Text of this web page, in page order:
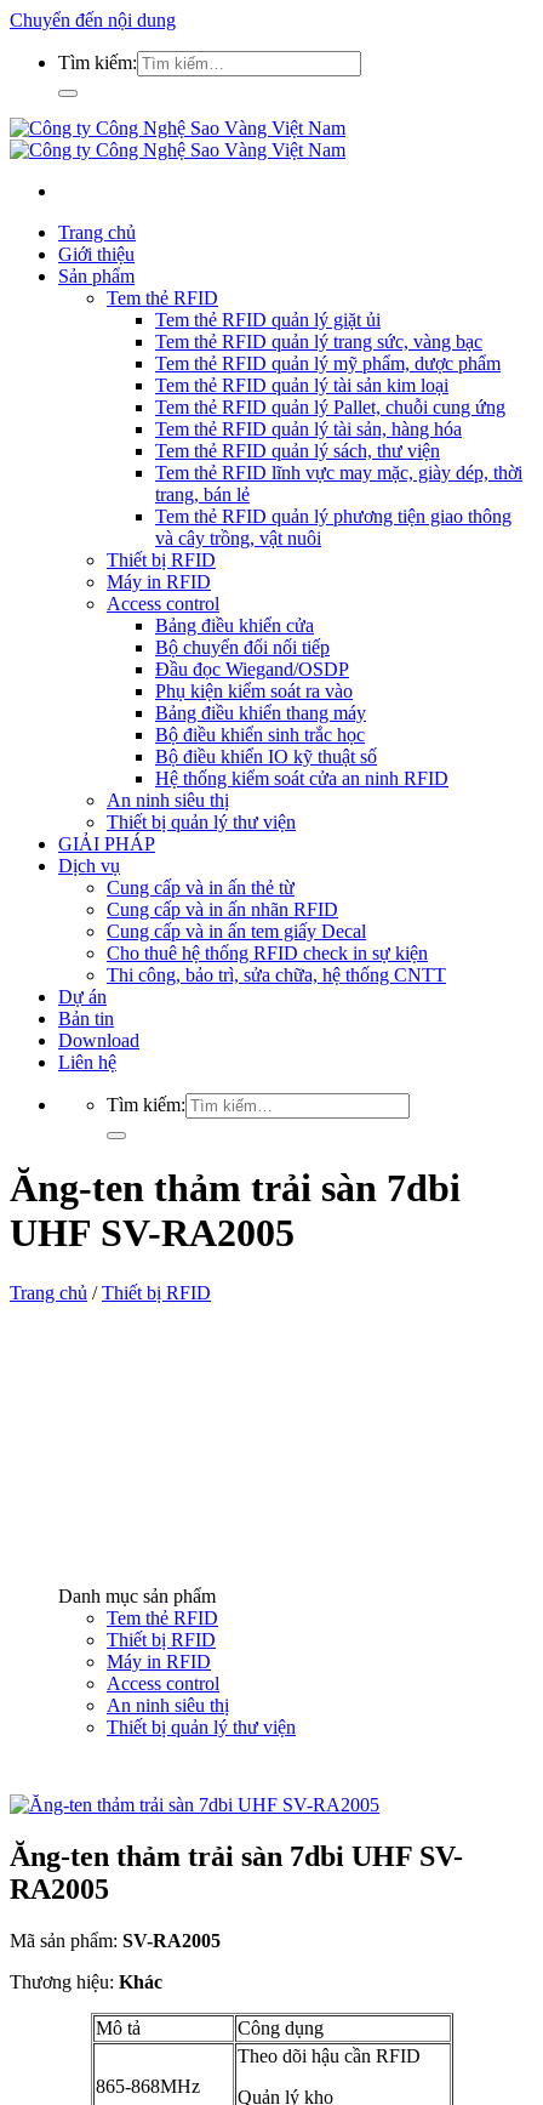
Chuyển đến nội dung
Tìm kiếm:
Trang chủ
Giới thiệu
Sản phẩm
Tem thẻ RFID
Tem thẻ RFID quản lý giặt ủi
Tem thẻ RFID quản lý trang sức, vàng bạc
Tem thẻ RFID quản lý mỹ phẩm, dược phẩm
Tem thẻ RFID quản lý tài sản kim loại
Tem thẻ RFID quản lý Pallet, chuỗi cung ứng
Tem thẻ RFID quản lý tài sản, hàng hóa
Tem thẻ RFID quản lý sách, thư viện
Tem thẻ RFID lĩnh vực may mặc, giày dép, thời
trang, bán lẻ
Tem thẻ RFID quản lý phương tiện giao thông
và cây trồng, vật nuôi
Thiết bị RFID
Máy in RFID
Access control
Bảng điều khiển cửa
Bộ chuyển đổi nối tiếp
Đầu đọc Wiegand/OSDP
Phụ kiện kiểm soát ra vào
Bảng điều khiển thang máy
Bộ điều khiển sinh trắc học
Bộ điều khiển IO kỹ thuật số
Hệ thống kiểm soát cửa an ninh RFID
An ninh siêu thị
Thiết bị quản lý thư viện
GIẢI PHÁP
Dịch vụ
Cung cấp và in ấn thẻ từ
Cung cấp và in ấn nhãn RFID
Cung cấp và in ấn tem giấy Decal
Cho thuê hệ thống RFID check in sự kiện
Thi công, bảo trì, sửa chữa, hệ thống CNTT
Dự án
Bản tin
Download
Liên hệ
Tìm kiếm:
Ăng-ten thảm trải sàn 7dbi
UHF SV-RA2005
Trang chủ / Thiết bị RFID
Danh mục sản phẩm
Tem thẻ RFID
Thiết bị RFID
Máy in RFID
Access control
An ninh siêu thị
Thiết bị quản lý thư viện
Ăng-ten thảm trải sàn 7dbi UHF SV-
RA2005
Mã sản phẩm: SV-RA2005
Thương hiệu: Khác
Mô tả Công dụng
865-868MHz
Theo dõi hậu cần RFID
Quản lý kho